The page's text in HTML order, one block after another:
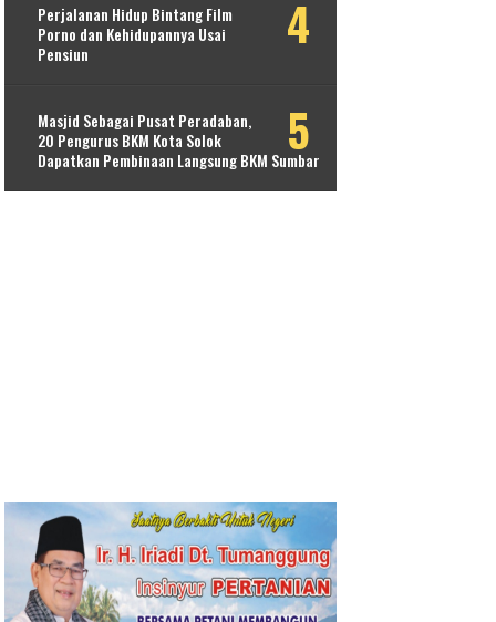
Perjalanan Hidup Bintang Film
Porno dan Kehidupannya Usai
Pensiun
Masjid Sebagai Pusat Peradaban,
20 Pengurus BKM Kota Solok
Dapatkan Pembinaan Langsung BKM Sumbar